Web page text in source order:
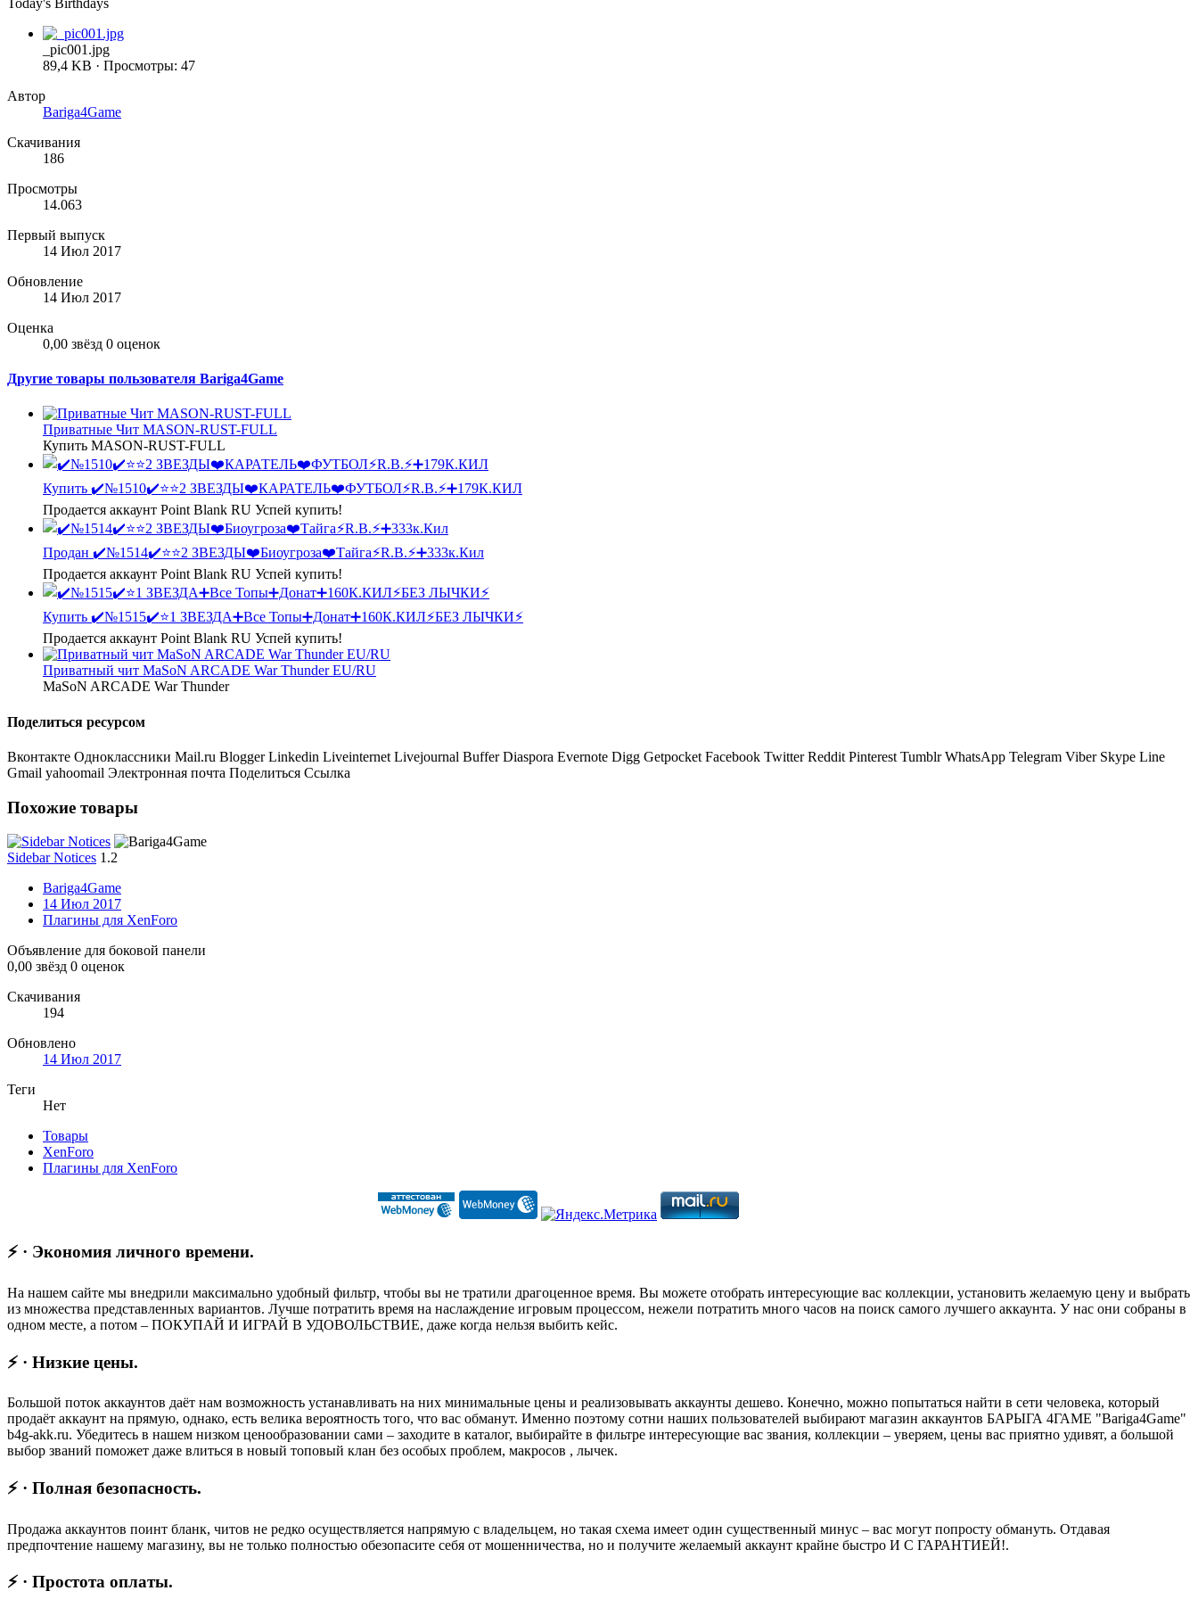
_pic001.jpg
89,4 KB · Просмотры: 47
Автор
Bariga4Game
Скачивания
186
Просмотры
14.063
Первый выпуск
14 Июл 2017
Обновление
14 Июл 2017
Оценка
0,00 звёзд 0 оценок
Другие товары пользователя Bariga4Game
Приватные Чит MASON-RUST-FULL
Купить MASON-RUST-FULL
Купить ✔️№1510✔️⭐️⭐️2 ЗВЕЗДЫ❤️КАРАТЕЛЬ❤️ФУТБОЛ⚡R.B.⚡➕179К.КИЛ
Продается аккаунт Point Blank RU Успей купить!
Продан ✔️№1514✔️⭐️⭐️2 ЗВЕЗДЫ❤️Биоугроза❤️Тайга⚡R.B.⚡➕333к.Кил
Продается аккаунт Point Blank RU Успей купить!
Купить ✔️№1515✔️⭐️1 ЗВЕЗДА➕Все Топы➕Донат➕160К.КИЛ⚡БЕЗ ЛЫЧКИ⚡
Продается аккаунт Point Blank RU Успей купить!
Приватный чит MaSoN ARCADE War Thunder EU/RU
MaSoN ARCADE War Thunder
Поделиться ресурсом
Вконтакте Одноклассники Mail.ru Blogger Linkedin Liveinternet Livejournal Buffer Diaspora Evernote Digg Getpocket Facebook Twitter Reddit Pinterest Tumblr WhatsApp Telegram Viber Skype Line
Gmail yahoomail Электронная почта Поделиться Ссылка
Похожие товары
Sidebar Notices 1.2
Bariga4Game
14 Июл 2017
Плагины для XenForo
Объявление для боковой панели
0,00 звёзд 0 оценок
Скачивания
194
Обновлено
14 Июл 2017
Теги
Нет
Товары
XenForo
Плагины для XenForo
⚡ · Экономия личного времени.
На нашем сайте мы внедрили максимально удобный фильтр, чтобы вы не тратили драгоценное время. Вы можете отобрать интересующие вас коллекции, установить желаемую цену и выбрать
из множества представленных вариантов. Лучше потратить время на наслаждение игровым процессом, нежели потратить много часов на поиск самого лучшего аккаунта. У нас они собраны в
одном месте, а потом – ПОКУПАЙ И ИГРАЙ В УДОВОЛЬСТВИЕ, даже когда нельзя выбить кейс.
⚡ · Низкие цены.
Большой поток аккаунтов даёт нам возможность устанавливать на них минимальные цены и реализовывать аккаунты дешево. Конечно, можно попытаться найти в сети человека, который
продаёт аккаунт на прямую, однако, есть велика вероятность того, что вас обманут. Именно поэтому сотни наших пользователей выбирают магазин аккаунтов БАРЫГА 4ГАМЕ "Bariga4Game"
b4g-akk.ru. Убедитесь в нашем низком ценообразовании сами – заходите в каталог, выбирайте в фильтре интересующие вас звания, коллекции – уверяем, цены вас приятно удивят, а большой
выбор званий поможет даже влиться в новый топовый клан без особых проблем, макросов , лычек.
⚡ · Полная безопасность.
Продажа аккаунтов поинт бланк, читов не редко осуществляется напрямую с владельцем, но такая схема имеет один существенный минус – вас могут попросту обмануть. Отдавая
предпочтение нашему магазину, вы не только полностью обезопасите себя от мошенничества, но и получите желаемый аккаунт крайне быстро И С ГАРАНТИЕЙ!.
⚡ · Простота оплаты.